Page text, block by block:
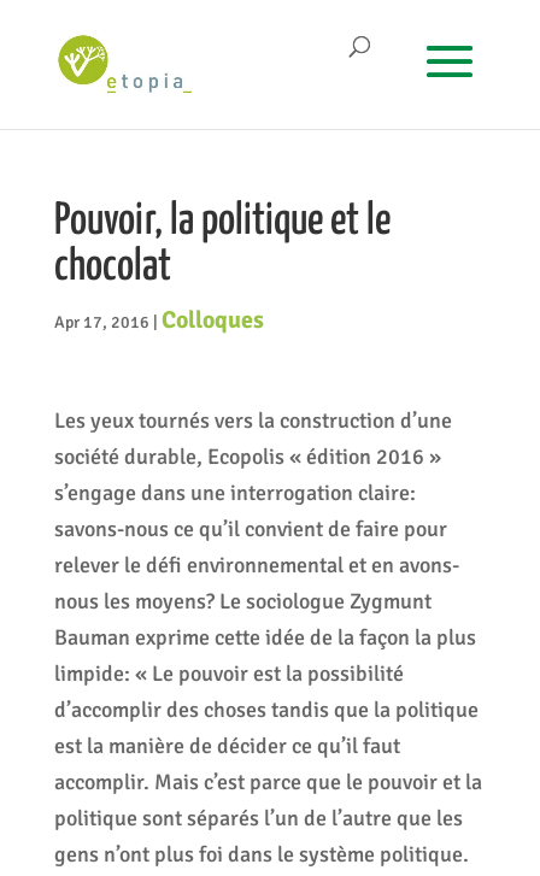
Pouvoir, la politique et le
chocolat
Apr 17, 2016 Colloques
Les yeux tournés vers la construction d’une
société durable, Ecopolis « édition 2016 »
s’engage dans une interrogation claire:
savons-nous ce qu’il convient de faire pour
relever le défi environnemental et en avons-
nous les moyens? Le sociologue Zygmunt
Bauman exprime cette idée de la façon la plus
limpide: « Le pouvoir est la possibilité
d’accomplir des choses tandis que la politique
est la manière de décider ce qu’il faut
accomplir. Mais c’est parce que le pouvoir et la
politique sont séparés l’un de l’autre que les
gens n’ont plus foi dans le système politique.